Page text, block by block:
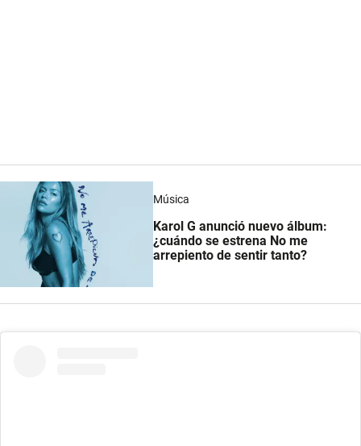
Música
Karol G anunció nuevo álbum:
¿cuándo se estrena No me
arrepiento de sentir tanto?